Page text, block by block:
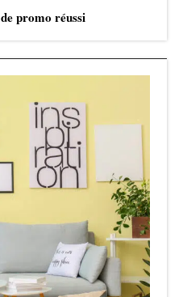
promo réussi